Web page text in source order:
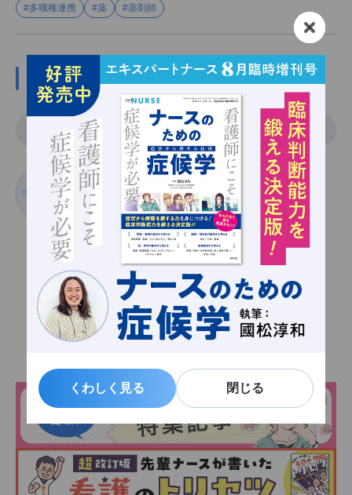
くわしく見る 閉じる
くわしく見る 閉じる
#多職種連携 #薬 #薬剤師
この記事の関係者
めでぃっこ
メディッコ
関連記事一覧